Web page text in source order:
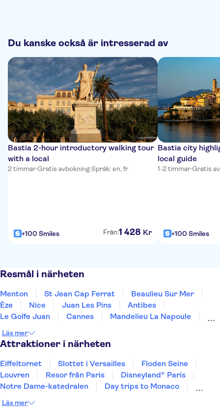
Du kanske också är intresserad av
Bastia 2-hour introductory walking tour
with a local
2 timmar·Gratis avbokning·Språk: en, fr
+100 Smiles Från:1 428 Kr
Bastia city
local guide
1-2 timmar·Gratis
+100 Smiles
Resmål i närheten
Menton St Jean Cap Ferrat
Beaulieu Sur Mer
Èze
Nice Juan Les Pins
Antibes
Le Golfe Juan
Cannes
Mandelieu La Napoule
St. Tropez
Läs mer
Attraktioner i närheten
Eiffeltornet Slottet i Versailles
Floden Seine
Louvren
Resor från Paris
Disneyland® Paris
Notre Dame-katedralen
Day trips to Monaco
Läs mer